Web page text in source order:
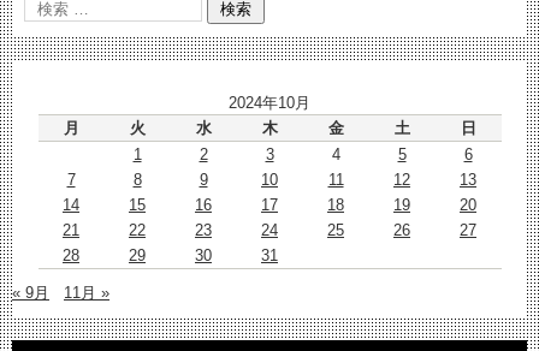
2024年10月
月
火 水 木 金 土
日
1
2 3 4 5
6
7
8 9 10 11 12
13
14
15 16 17 18 19
20
21
22 23 24 25 26
27
28
29 30 31
« 9月 11月 »